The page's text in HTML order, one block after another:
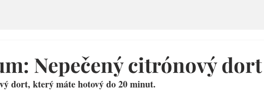
Nepečený citrónový dort
dort, který máte hotový do 20 minut.